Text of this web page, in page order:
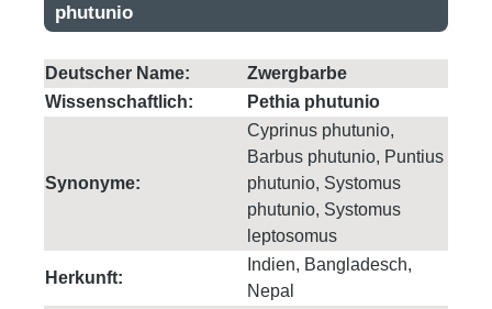
phutunio
Deutscher Name:
Zwergbarbe
Wissenschaftlich:
Pethia phutunio
Synonyme:
Cyprinus phutunio,
Barbus phutunio, Puntius
phutunio, Systomus
phutunio, Systomus
leptosomus
Herkunft:
Indien, Bangladesch,
Nepal